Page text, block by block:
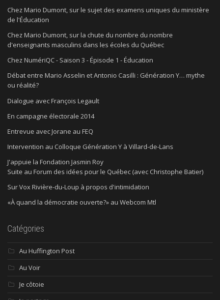
Chez Mario Dumont, sur le sujet des examens uniques du ministère
de l'Éducation
Chez Mario Dumont, sur la chute du nombre du nombre
d'enseignants masculins dans les écoles du Québec
Chez NumériQC - Saison 3 - Épisode 1 - Éducation
Débat entre Mario Asselin et Antonio Casilli : Génération Y… mythe
ou réalité?
Dialogue avec François Legault
En campagne électorale 2014
Entrevue avec Jorane au FEQ
Intervention au Colloque Génération Y à Villard-de-Lans
J'appuie la Fondation Jasmin Roy
Suite au Forum des idées pour le Québec (avec Christophe Batier)
Sur Vox Rivière-du-Loup à propos d'intimidation
«À quand la démocratie ouverte?» au Webcom Mtl
Catégories
Au Huffington Post
Au Voir
Je côtoie